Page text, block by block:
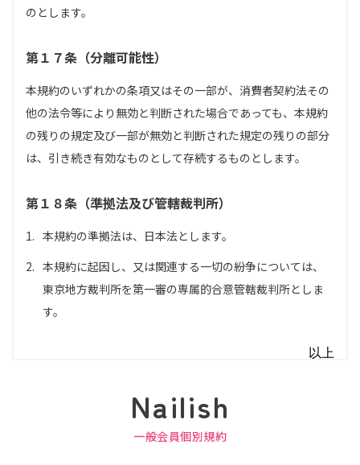
のとします。
第１７条（分離可能性）
本規約のいずれかの条項又はその一部が、消費者契約法その
他の法令等により無効と判断された場合であっても、本規約
の残りの規定及び一部が無効と判断された規定の残りの部分
は、引き続き有効なものとして存続するものとします。
第１８条（準拠法及び管轄裁判所）
1. 本規約の準拠法は、日本法とします。
2. 本規約に起因し、又は関連する一切の紛争については、
東京地方裁判所を第一審の専属的合意管轄裁判所としま
す。
以上
Nailish
一般会員個別規約